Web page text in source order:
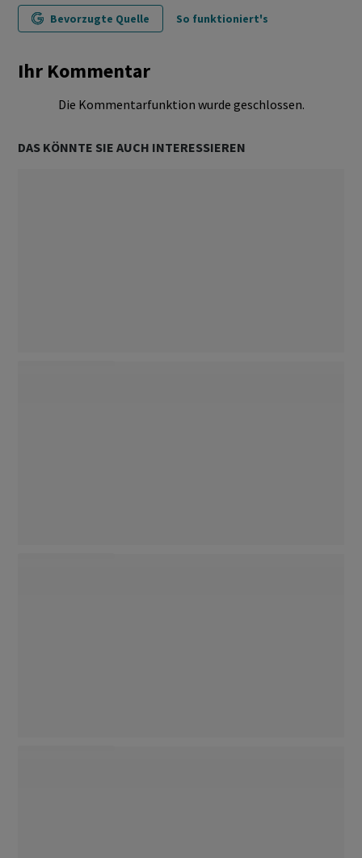
Bevorzugte Quelle So funktioniert's
Ihr Kommentar
Die Kommentarfunktion wurde geschlossen.
DAS KÖNNTE SIE AUCH INTERESSIEREN